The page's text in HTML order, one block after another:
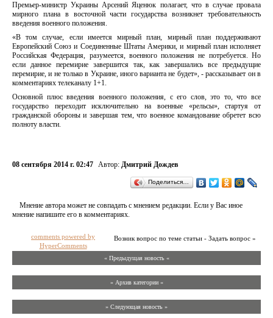
Премьер-министр Украины Арсений Яценюк полагает, что в случае провала
мирного плана в восточной части государства возникнет требовательность
введения военного положения.
«В том случае, если имеется мирный план, мирный план поддерживают
Европейский Союз и Соединенные Штаты Америки, и мирный план исполняет
Российская Федерация, разумеется, военного положения не потребуется. Но
если данное перемирие завершится так, как завершались все предыдущие
перемирие, и не только в Украине, иного варианта не будет», - рассказывает он в
комментариях телеканалу 1+1.
Основной плюс введения военного положения, с его слов, это то, что все
государство переходит исключительно на военные «рельсы», стартуя от
гражданской обороны и завершая тем, что военное командование обретет всю
полноту власти.
08 сентября 2014 г. 02:47 Автор: Дмитрий Дождев
Поделиться…
Мнение автора может не совпадать с мнением редакции. Если у Вас иное
мнение напишите его в комментариях.
Возник вопрос по теме статьи - Задать вопрос »
comments powered by
HyperComments
« Предыдущая новость «
» Архив категории «
» Следующая новость »